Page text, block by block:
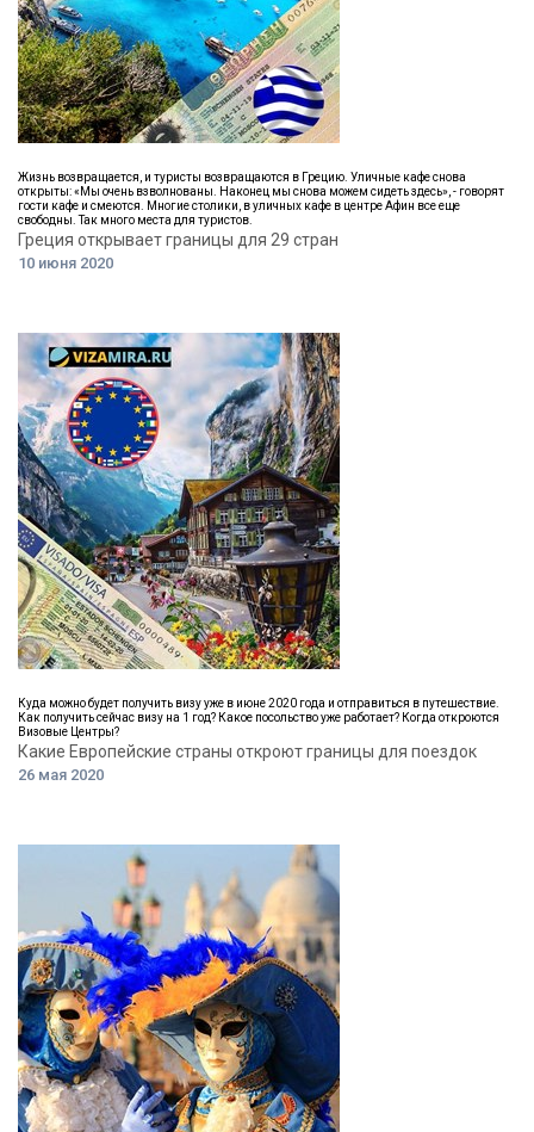
Жизнь возвращается, и туристы возвращаются в Грецию. Уличные кафе снова
открыты: «Мы очень взволнованы. Наконец мы снова можем сидеть здесь», - говорят
гости кафе и смеются. Многие столики, в уличных кафе в центре Афин все еще
свободны. Так много места для туристов.
Греция открывает границы для 29 стран
10 июня 2020
Куда можно будет получить визу уже в июне 2020 года и отправиться в путешествие.
Как получить сейчас визу на 1 год? Какое посольство уже работает? Когда откроются
Визовые Центры?
Какие Европейские страны откроют границы для поездок
26 мая 2020